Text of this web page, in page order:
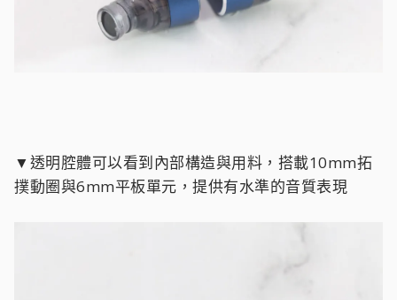
▼透明腔體可以看到內部構造與用料，搭載10mm拓
撲動圈與6mm平板單元，提供有水準的音質表現